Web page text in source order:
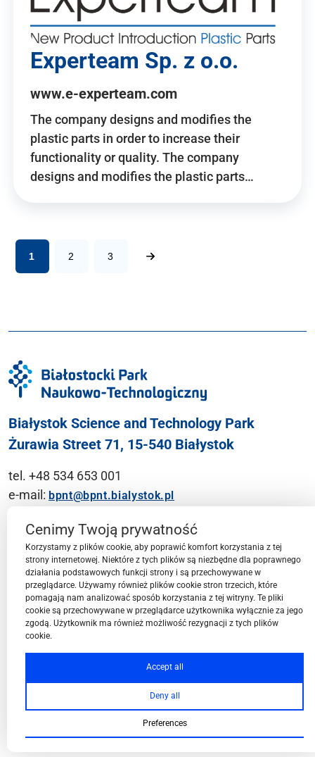
Experteam Sp. z o.o.
www.e-experteam.com
The company designs and modifies the
plastic parts in order to increase their
functionality or quality. The company
designs and modifies the plastic parts…
1 2 3
Białystok Science and Technology Park
Żurawia Street 71, 15-540 Białystok
tel. +48 534 653 001
e-mail: bpnt@bpnt.bialystok.pl
Contact
BPN-T Area
BPN-T Offer
Cenimy Twoją prywatność
Korzystamy z plików cookie, aby poprawić komfort korzystania z tej
strony internetowej. Niektóre z tych plików są niezbędne dla poprawnego
działania podstawowych funkcji strony i są przechowywane w
przeglądarce. Używamy również plików cookie stron trzecich, które
pomagają nam analizować sposób korzystania z tej witryny. Te pliki
cookie są przechowywane w przeglądarce użytkownika wyłącznie za jego
zgodą. Użytkownik ma również możliwość rezygnacji z tych plików
cookie.
Accept all
Deny all
Preferences